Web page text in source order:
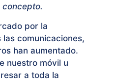
por la
comunicaciones,
han aumentado.
nuestro móvil u
a toda la